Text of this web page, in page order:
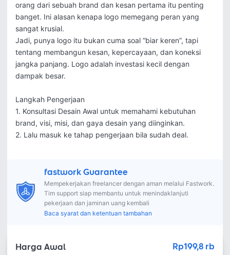
orang dari sebuah brand dan kesan pertama itu penting
banget. Ini alasan kenapa logo memegang peran yang
sangat krusial.
Jadi, punya logo itu bukan cuma soal “biar keren”, tapi
tentang membangun kesan, kepercayaan, dan koneksi
jangka panjang. Logo adalah investasi kecil dengan
dampak besar.
Langkah Pengerjaan
1. Konsultasi Desain Awal untuk memahami kebutuhan
brand, visi, misi, dan gaya desain yang diinginkan.
2. Lalu masuk ke tahap pengerjaan bila sudah deal.
fastwork Guarantee
Mempekerjakan freelancer dengan aman melalui Fastwork.
Tim support siap membantu untuk menindaklanjuti
pekerjaan dan jaminan uang kembali
Baca syarat dan ketentuan tambahan
Harga Awal Rp199,8 rb